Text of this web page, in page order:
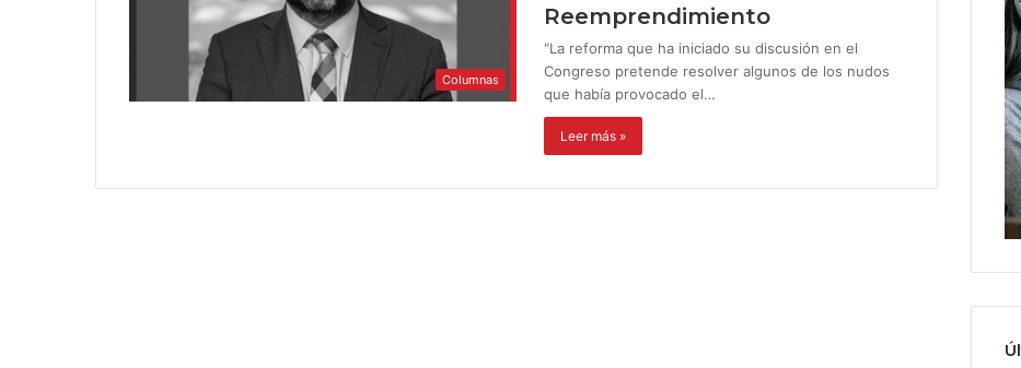
Columnas
Reemprendimiento
"La reforma que ha iniciado su discusión en el
Congreso pretende resolver algunos de los nudos
que había provocado el…
Leer más »